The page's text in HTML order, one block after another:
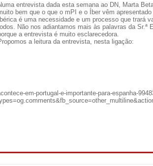
entrevista dada esta semana ao DN, Marta
bem que o que o mPI e o Íber vêm
é uma necessidade e um processo que trará
Não nos adiantamos mais às palavras da Sr.ª
a entrevista é muito esclarecedora.
a leitura da entrevista, nesta ligação:
em-portugal-e-importante-para-espanha-